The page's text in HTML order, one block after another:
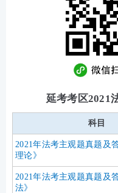
延考考区2021
科目
2021年法考主观题真题及
理论》
2021年法考主观题真题及
法》